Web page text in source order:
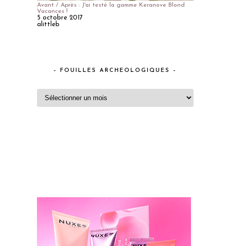
Avant / Après : J'ai testé la gamme Keranove Blond
Vacances !
5 octobre 2017
alittleb
– FOUILLES ARCHEOLOGIQUES –